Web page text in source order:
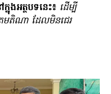
អត្ថបទនេះ៖ ដើម្បី​
តែ​មតិ​ណា ដែល​មិន​ជេរ​